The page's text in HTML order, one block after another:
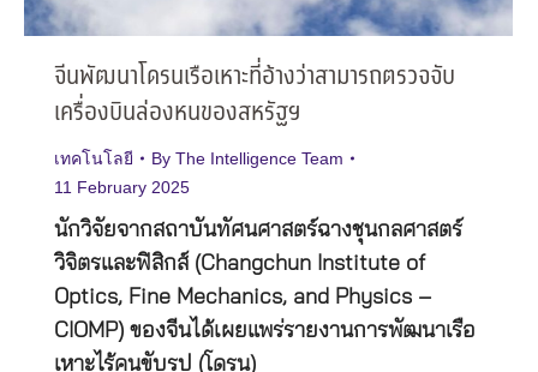
จีนพัฒนาโดรนเรือเหาะที่อ้างว่าสามารถตรวจจับ
เครื่องบินล่องหนของสหรัฐฯ
เทคโนโลยี By The Intelligence Team
11 February 2025
นักวิจัยจากสถาบันทัศนศาสตร์ฉางชุนกลศาสตร์
วิจิตรและฟิสิกส์ (Changchun Institute of
Optics, Fine Mechanics, and Physics –
CIOMP) ของจีนได้เผยแพร่รายงานการพัฒนาเรือ
เหาะไร้คนขับรูป (โดรน)